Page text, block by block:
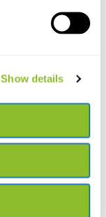
Show details